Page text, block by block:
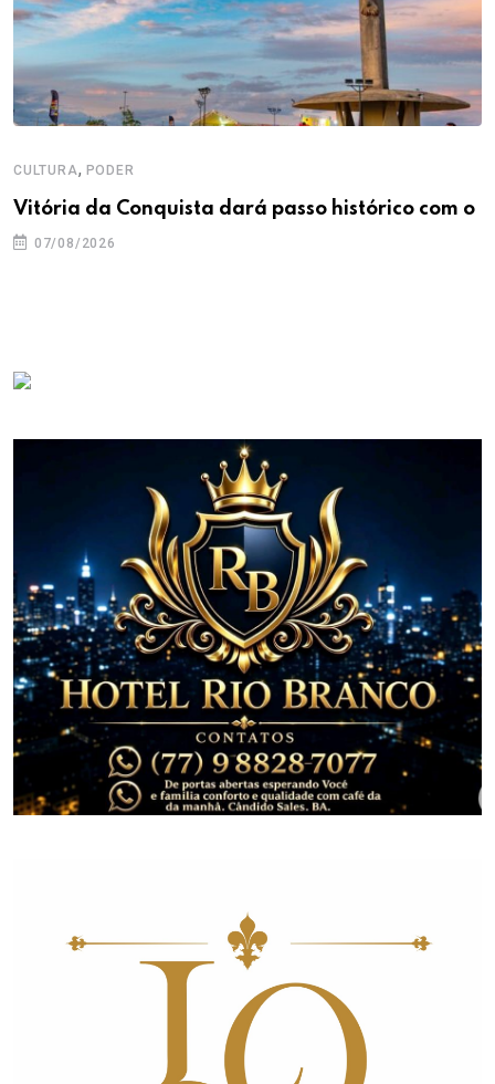
CULTURA, PODER
Vitória da Conquista dará passo histórico com o
07/08/2026